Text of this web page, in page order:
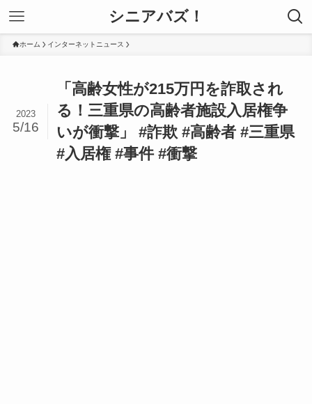
シニアバズ！
ホーム インターネットニュース
「高齢女性が215万円を詐取され
る！三重県の高齢者施設入居権争
いが衝撃」 #詐欺 #高齢者 #三重県
#入居権 #事件 #衝撃
2023
5/16